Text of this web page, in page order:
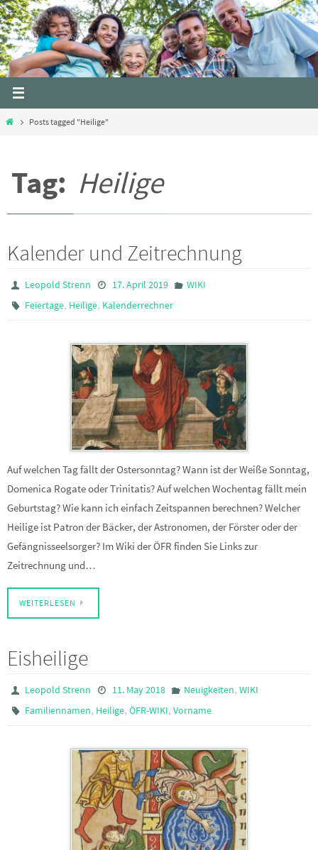
Skip
to
content
HomePosts tagged "Heilige"
Tag: Heilige
Kalender und Zeitrechnung
Leopold Strenn 17. April 2019
WIKI
Feiertage, Heilige, Kalenderrechner
Auf welchen Tag fällt der Ostersonntag? Wann ist der Weiße Sonntag,
Domenica Rogate oder Trinitatis? Auf welchen Wochentag fällt mein
Geburtstag? Wie kann ich einfach Zeitspannen berechnen? Welcher
Heilige ist Patron der Bäcker, der Astronomen, der Förster oder der
Gefängnisseelsorger? Im Wiki der ÖFR finden Sie Links zur
Zeitrechnung und…
WEITERLESEN
Eisheilige
Leopold Strenn 11. May 2018 Neuigkeiten, WIKI
Familiennamen, Heilige,ÖFR-WIKI,Vorname